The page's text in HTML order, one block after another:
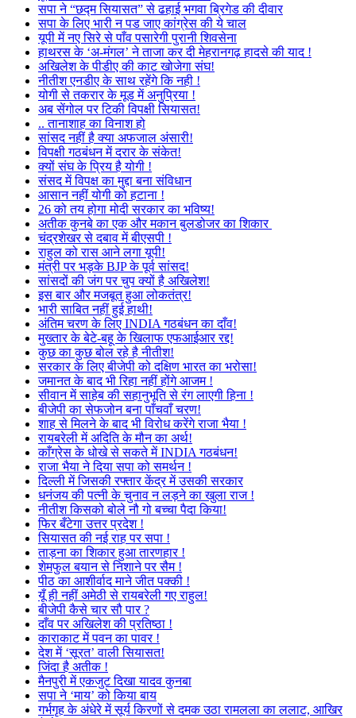
सपा ने “छद्म सियासत” से ढहाई भगवा ब्रिगेड की दीवार
सपा के लिए भारी न पड जाए कांग्रेस की ये चाल
यूपी में नए सिरे से पाँव पसारेगी पुरानी शिवसेना
हाथरस के ‘अ-मंगल’ ने ताजा कर दी मेहरानगढ़ हादसे की याद !
अखिलेश के पीडीए की काट खोजेगा संघ!
नीतीश एनडीए के साथ रहेंगे कि नही !
योगी से तकरार के मूड में अनुप्रिया !
अब सेंगोल पर टिकी विपक्षी सियासत!
.. तानाशाह का विनाश हो
सांसद नहीं है क्या अफजाल अंसारी!
विपक्षी गठबंधन में दरार के संकेत!
क्यों संघ के प्रिय है योगी !
संसद में विपक्ष का मुद्दा बना संविधान
आसान नहीं योगी को हटाना !
26 को तय होगा मोदी सरकार का भविष्य!
अतीक कुनबे का एक और मकान बुलडोजर का शिकार
चंद्रशेखर से दबाव में बीएसपी !
राहुल को रास आने लगा यूपी!
मंत्री पर भड़के BJP के पूर्व सांसद!
सांसदों की जंग पर चुप क्यों है अखिलेश!
इस बार और मजबूत हुआ लोकतंत्र!
भारी साबित नहीं हुई हाथी!
अंतिम चरण के लिए INDIA गठबंधन का दाँव!
मुख्तार के बेटे-बहू के खिलाफ एफआईआर रद्द!
कुछ का कुछ बोल रहे है नीतीश!
सरकार के लिए बीजेपी को दक्षिण भारत का भरोसा!
जमानत के बाद भी रिहा नहीं होंगे आजम !
सीवान में साहेब की सहानुभूति से रंग लाएगी हिना !
बीजेपी का सेफजोन बना पाँचवाँ चरण!
शाह से मिलने के बाद भी विरोध करेंगे राजा भैया !
रायबरेली में अदिति के मौन का अर्थ!
काँग्रेस के धोखे से सकते में INDIA गठबंधन!
राजा भैया ने दिया सपा को समर्थन !
दिल्ली में जिसकी रफ्तार केंद्र में उसकी सरकार
धनंजय की पत्नी के चुनाव न लड़ने का खुला राज !
नीतीश किसको बोले नौ गो बच्चा पैदा किया!
फिर बँटेगा उत्तर प्रदेश !
सियासत की नई राह पर सपा !
ताड़ना का शिकार हुआ तारणहार !
शेमफुल बयान से निशाने पर सैम !
पीठ का आशीर्वाद माने जीत पक्की !
यूँ ही नहीं अमेठी से रायबरेली गए राहुल!
बीजेपी कैसे चार सौ पार ?
दाँव पर अखिलेश की प्रतिष्ठा !
काराकाट में पवन का पावर !
देश में ‘सूरत’ वाली सियासत!
जिंदा है अतीक !
मैनपुरी में एकजुट दिखा यादव कुनबा
सपा ने ‘माय’ को किया बाय
गर्भगृह के अंधेरे में सूर्य किरणों से दमक उठा रामलला का ललाट, आखिर